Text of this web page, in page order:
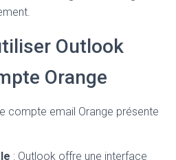
Outlook
Orange
compte email Orange présente
: Outlook offre une interface